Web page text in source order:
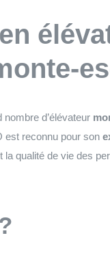
d’élévateur
est reconnu pour son
qualité de vie des